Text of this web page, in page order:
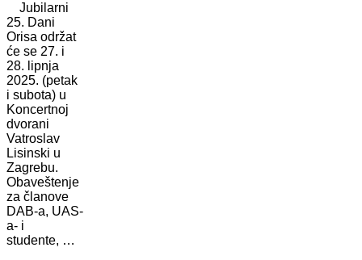
Jubilarni
25. Dani
Orisa održat
će se 27. i
28. lipnja
2025. (petak
i subota) u
Koncertnoj
dvorani
Vatroslav
Lisinski u
Zagrebu.
Obaveštenje
za članove
DAB-a, UAS-
a- i
studente, …